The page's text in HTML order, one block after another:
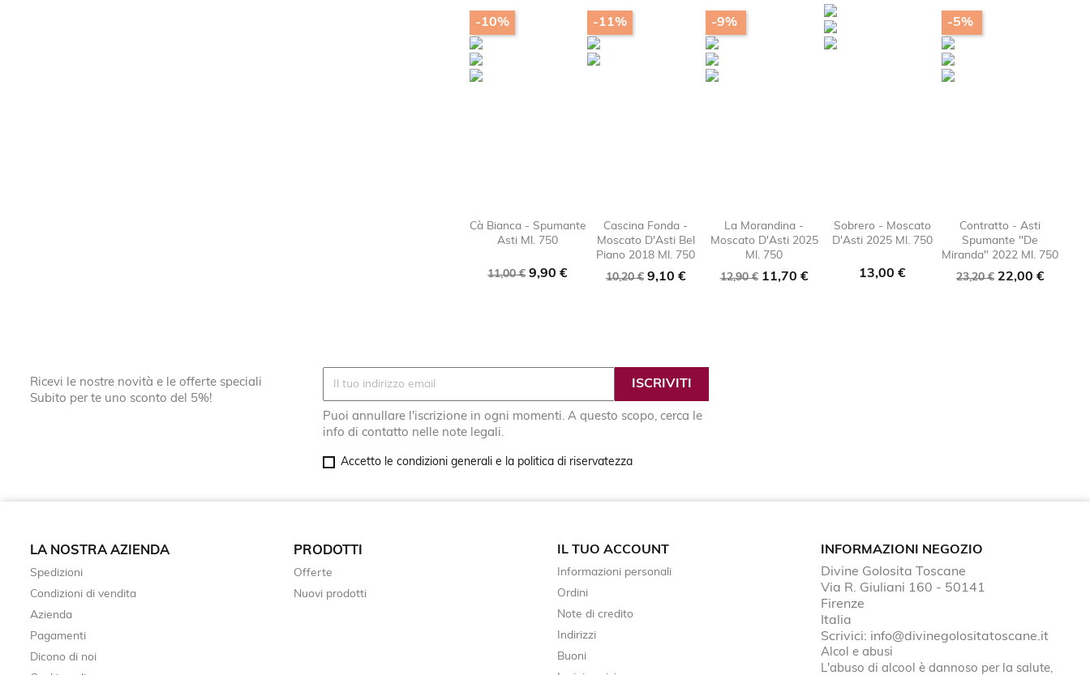
Cà Bianca - Spumante
Asti Ml. 750
Prezzo
11,00 € Prezzo
9,90 €
-10%
favorite_border
Cascina Fonda -
Moscato D'Asti Bel
Piano 2018 Ml. 750
Prezzo
10,20 € Prezzo
9,10 €
-11%
 favorite_border
La Morandina -
Moscato D'Asti 2025
Ml. 750
Prezzo
12,90 € Prezzo
11,70 €
-9%

Sobrero - Moscato
D'Asti 2025 Ml. 750
Prezzo
13,00 €
favorite_border
Contratto - Asti
Spumante "De
Miranda" 2022 Ml. 750
Prezzo
23,20 € Prezzo
22,00 €
-5%

Ricevi le nostre novità e le offerte speciali
Subito per te uno sconto del 5%!
Puoi annullare l'iscrizione in ogni momenti. A questo scopo, cerca le
info di contatto nelle note legali.
Accetto le condizioni generali e la politica di riservatezza
LA NOSTRA AZIENDA
Spedizioni
Condizioni di vendita
Azienda
Pagamenti
Dicono di noi
PRODOTTI
Offerte
Nuovi prodotti
IL TUO ACCOUNT
Informazioni personali
Ordini
Note di credito
Indirizzi
Buoni
INFORMAZIONI NEGOZIO
Divine Golosita Toscane
Via R. Giuliani 160 - 50141
Firenze
Italia
Scrivici: info@divinegolositatoscane.it
Alcol e abusi
L'abuso di alcool è dannoso per la salute,